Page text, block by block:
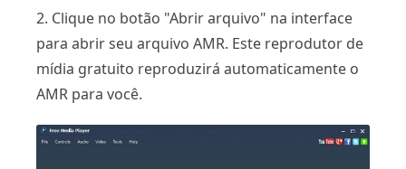
2. Clique no botão "Abrir arquivo" na interface
para abrir seu arquivo AMR. Este reprodutor de
mídia gratuito reproduzirá automaticamente o
AMR para você.